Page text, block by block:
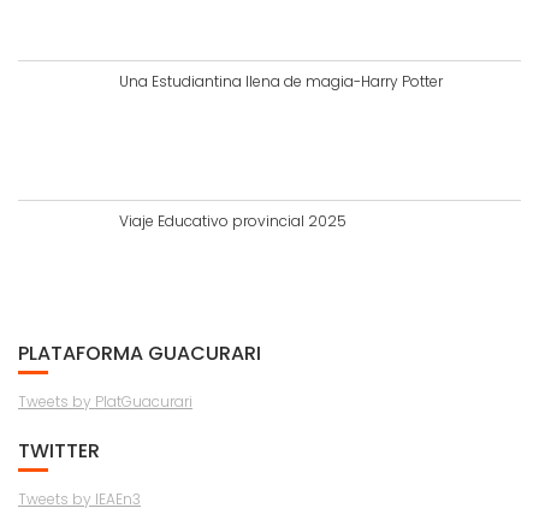
Una Estudiantina llena de magia-Harry Potter
Viaje Educativo provincial 2025
PLATAFORMA GUACURARI
Tweets by PlatGuacurari
TWITTER
Tweets by IEAEn3